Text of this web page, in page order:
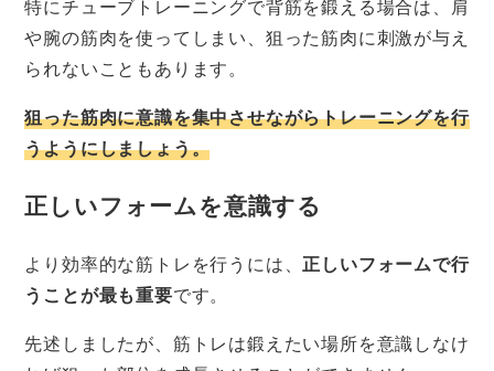
特にチューブトレーニングで背筋を鍛える場合は、肩
や腕の筋肉を使ってしまい、狙った筋肉に刺激が与え
られないこともあります。
狙った筋肉に意識を集中させながらトレーニングを行
うようにしましょう。
正しいフォームを意識する
より効率的な筋トレを行うには、正しいフォームで行
うことが最も重要です。
先述しましたが、筋トレは鍛えたい場所を意識しなけ